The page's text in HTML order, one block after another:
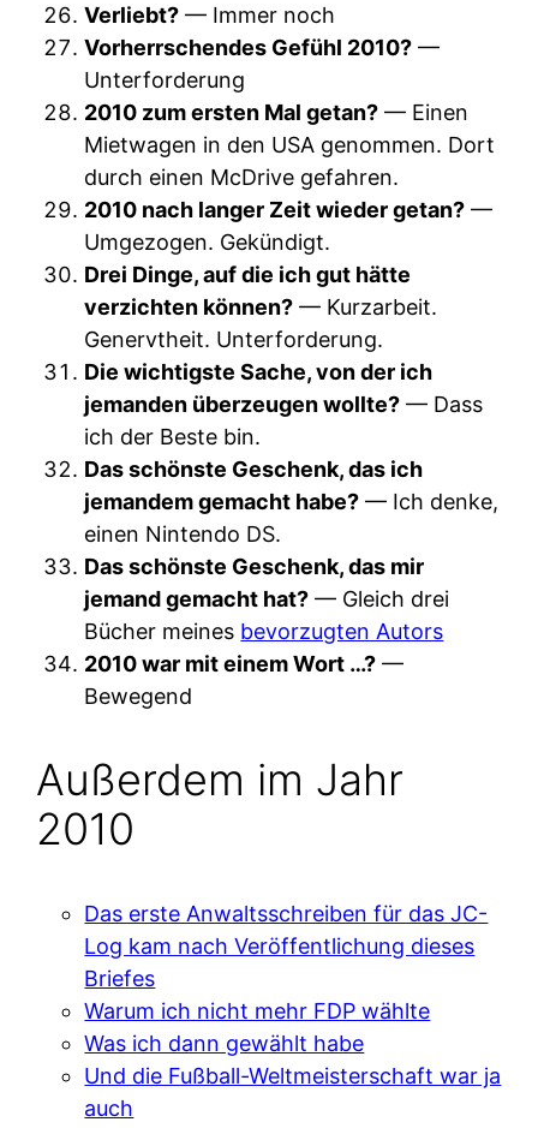
Verliebt? — Immer noch
Vorherrschendes Gefühl 2010? —
Unterforderung
2010 zum ersten Mal getan? — Einen
Mietwagen in den USA genommen. Dort
durch einen McDrive gefahren.
2010 nach langer Zeit wieder getan? —
Umgezogen. Gekündigt.
Drei Dinge, auf die ich gut hätte
verzichten können? — Kurzarbeit.
Genervtheit. Unterforderung.
Die wichtigste Sache, von der ich
jemanden überzeugen wollte? — Dass
ich der Beste bin.
Das schönste Geschenk, das ich
jemandem gemacht habe? — Ich denke,
einen Nintendo DS.
Das schönste Geschenk, das mir
jemand gemacht hat? — Gleich drei
Bücher meines bevorzugten Autors
2010 war mit einem Wort …? —
Bewegend
Außerdem im Jahr
2010
Das erste Anwaltsschreiben für das JC-
Log kam nach Veröffentlichung dieses
Briefes
Warum ich nicht mehr FDP wählte
Was ich dann gewählt habe
Und die Fußball-Weltmeisterschaft war ja
auch